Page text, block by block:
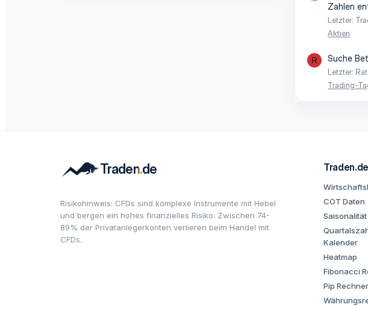
Zahlen
Letzter:
Aktien
R Suche
Letzter:
Trading-
Risikohinweis: CFDs sind komplexe Instrumente mit Hebel
und bergen ein hohes finanzielles Risiko. Zwischen 74-
89% der Privatanlegerkonten verlieren beim Handel mit
CFDs.
COT Daten
Saisonalität
Kalender
Heatmap
Fibonacci
Pip Rechner